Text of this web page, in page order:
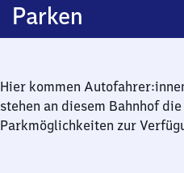
Parken
Hier kommen
stehen an diesem Bahnhof
Parkmöglichkeiten zur